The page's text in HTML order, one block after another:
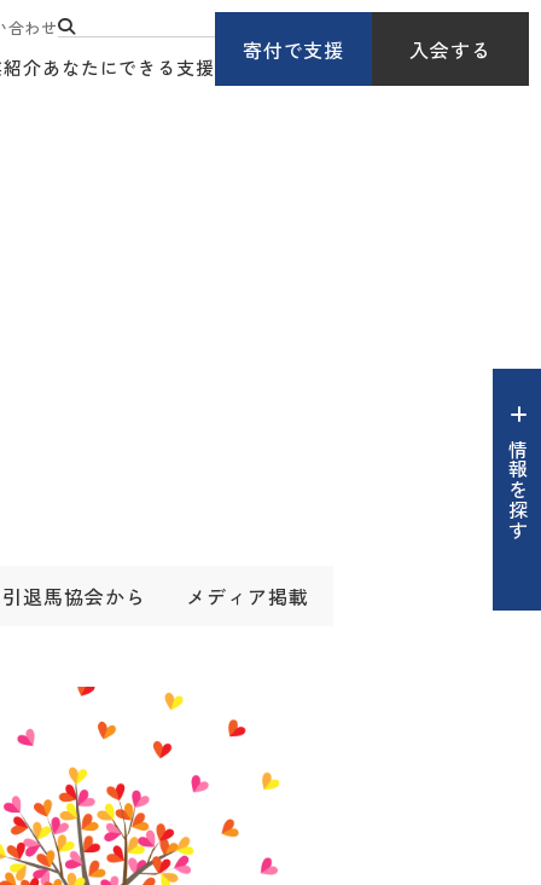
合わせ
介あなたにできる支援
寄付で支援 入会する
情報を探す
引退馬協会から メディア掲載